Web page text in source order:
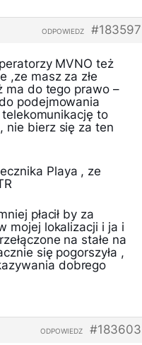
#183597
ODPOWIEDZ
MVNO też
,ze masz za złe
ma do tego prawo –
podejmowania
to
nie bierz się za ten
Playa , ze
płacił by za
mojej lokalizacji i ja i
na stałe na
się pogorszyła ,
dobrego
#183603
ODPOWIEDZ